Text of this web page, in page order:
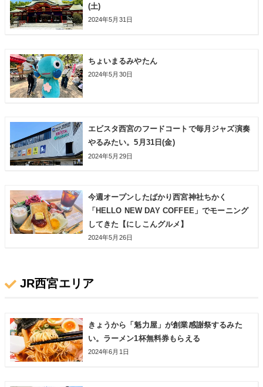
(土)
2024年5月31日
ちょいまるみやたん
2024年5月30日
エビスタ西宮のフードコートで毎月ジャズ演奏
やるみたい。5月31日(金)
2024年5月29日
今週オープンしたばかり西宮神社ちかく
「HELLO NEW DAY COFFEE」でモーニング
してきた【にしこんグルメ】
2024年5月26日
JR西宮エリア
きょうから「魁力屋」が創業感謝祭するみた
い。ラーメン1杯無料券もらえる
2024年6月1日